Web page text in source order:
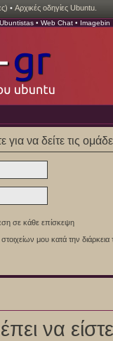
• Αρχικές οδηγίες Ubuntu.
Ubuntistas • Web Chat • Imagebin
για να δείτε τις
σε κάθε επίσκεψη
μου κατά την διάρκεια
να